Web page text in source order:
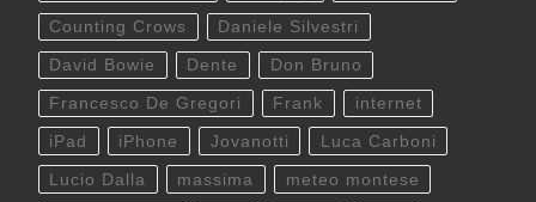
Counting Crows Daniele Silvestri
David Bowie Dente Don Bruno
Francesco De Gregori Frank internet
iPad iPhone Jovanotti Luca Carboni
Lucio Dalla massima meteo montese